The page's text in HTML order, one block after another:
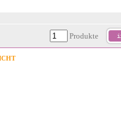
Produkte